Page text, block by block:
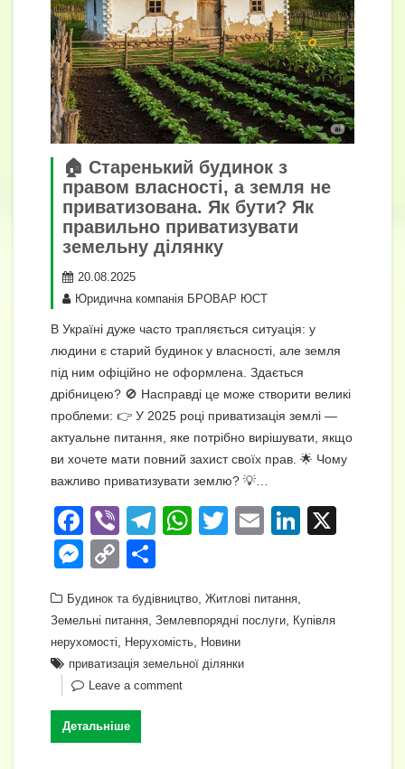
🏠 Старенький будинок з
правом власності, а земля не
приватизована. Як бути? Як
правильно приватизувати
земельну ділянку
20.08.2025
Юридична компанія БРОВАР ЮСТ
В Україні дуже часто трапляється ситуація: у
людини є старий будинок у власності, але земля
під ним офіційно не оформлена. Здається
дрібницею? 🚫 Насправді це може створити великі
проблеми: 👉 У 2025 році приватизація землі —
актуальне питання, яке потрібно вирішувати, якщо
ви хочете мати повний захист своїх прав. 🌟 Чому
важливо приватизувати землю? 💡…
F
a
c
e
b
o
o
k
Vi
b
er
T
gr
a
m
W
s
A
p
T
er
E
Li
e
dI
M
ss
e
n
g
er
C
p
y
Li
n
k
ді
л
и
т
Будинок та будівництво Житлові питання
Земельні питання Землевпорядні послуги Купівля
нерухомості
Нерухомість Новини
приватизація земельної ділянки
Leave a comment
Детальніше